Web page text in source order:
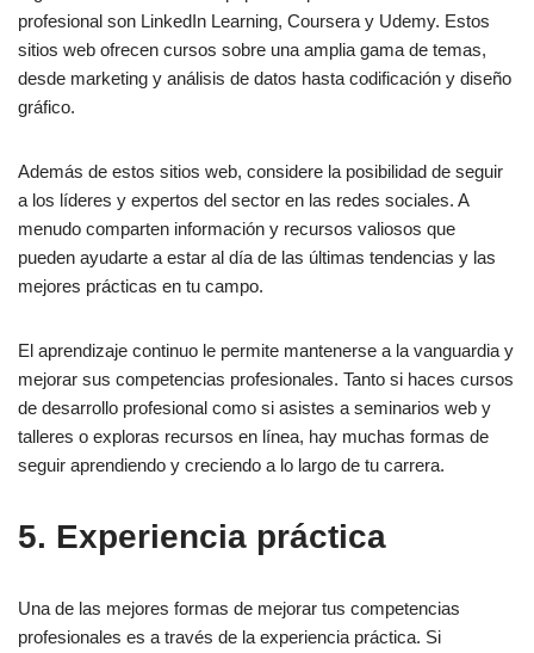
profesional son LinkedIn Learning, Coursera y Udemy. Estos
sitios web ofrecen cursos sobre una amplia gama de temas,
desde marketing y análisis de datos hasta codificación y diseño
gráfico.
Además de estos sitios web, considere la posibilidad de seguir
a los líderes y expertos del sector en las redes sociales. A
menudo comparten información y recursos valiosos que
pueden ayudarte a estar al día de las últimas tendencias y las
mejores prácticas en tu campo.
El aprendizaje continuo le permite mantenerse a la vanguardia y
mejorar sus competencias profesionales. Tanto si haces cursos
de desarrollo profesional como si asistes a seminarios web y
talleres o exploras recursos en línea, hay muchas formas de
seguir aprendiendo y creciendo a lo largo de tu carrera.
5. Experiencia práctica
Una de las mejores formas de mejorar tus competencias
profesionales es a través de la experiencia práctica. Si